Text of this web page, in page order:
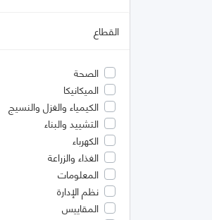
القطاع
الصحة
الميكانيكا
الكيمياء والغزل والنسيج
التشييد والبناء
الكهرباء
الغذاء والزراعة
المعلومات
نظم الإدارة
المقاييس